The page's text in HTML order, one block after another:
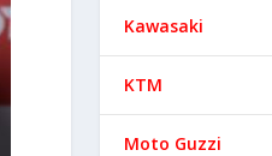
Kawasaki
KTM
Moto Guzzi